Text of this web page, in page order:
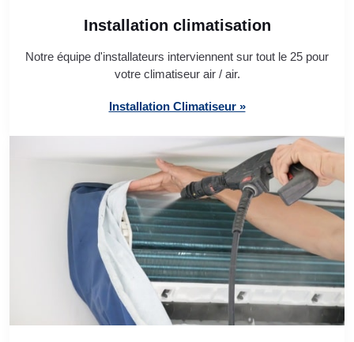
Installation climatisation
Notre équipe d'installateurs interviennent sur tout le 25 pour
votre climatiseur air / air.
Installation Climatiseur »